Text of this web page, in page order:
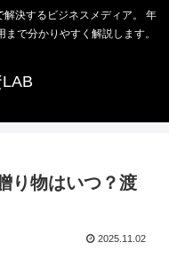
解決するビジネスメディア。 年
で分かりやすく解説します。
り物はいつ？渡
2025.11.02